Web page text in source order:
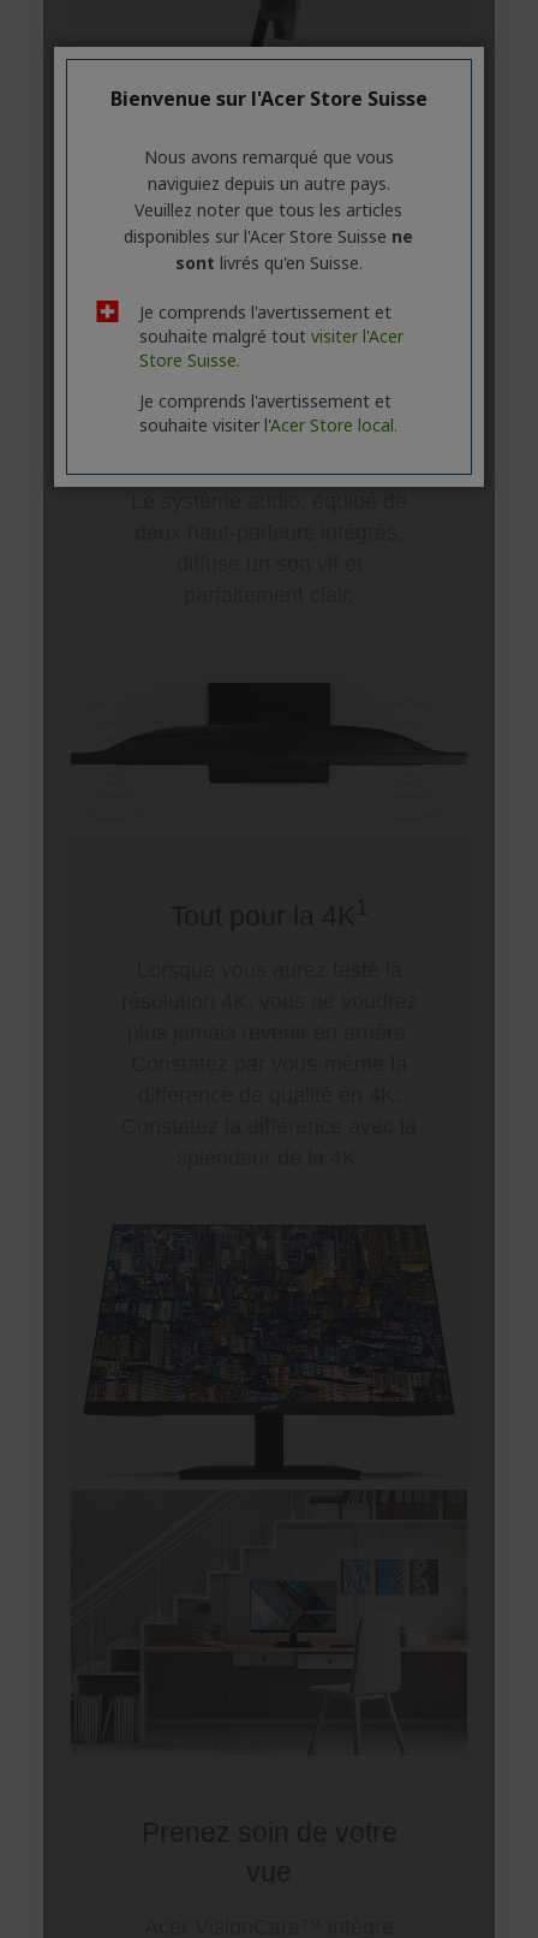
Bienvenue sur l'Acer Store Suisse
Nous avons remarqué que vous
naviguiez depuis un autre pays.
Veuillez noter que tous les articles
disponibles sur l'Acer Store Suisse ne
sont livrés qu'en Suisse.
Je comprends l'avertissement et
souhaite malgré tout visiter l'Acer
Store Suisse.
Je comprends l'avertissement et
souhaite visiter l'Acer Store local.